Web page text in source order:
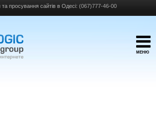
просування сайтів в Одесі: (067)777-46-00
МЕНЮ